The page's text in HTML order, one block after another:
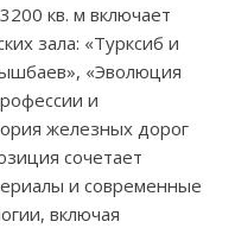
кв. м включает
зала: «Турксиб и
«Эволюция
и
железных дорог
сочетает
и современные
включая